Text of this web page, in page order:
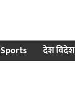
Sports देश विदेश